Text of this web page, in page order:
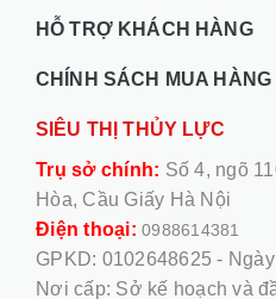
HỖ TRỢ KHÁCH HÀNG
CHÍNH SÁCH MUA HÀNG
SIÊU THỊ THỦY LỰC
Trụ sở chính: Số 4, ngõ
Hòa, Cầu Giấy Hà Nội
Điện thoại: 0988614381
GPKD: 0102648625 -
Nơi cấp: Sở kế hoạch và